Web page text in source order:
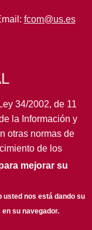
fcom@us.es
34/2002, de 11
la Información y
otras normas de
de los
de Sevillalos
mejorar su
usted nos está dando su
su navegador.